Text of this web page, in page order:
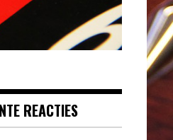
REACTIES